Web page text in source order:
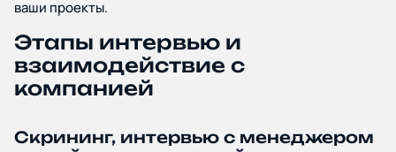
ваши проекты.
Этапы интервью и
взаимодействие с
компанией
Скрининг, интервью с менеджером